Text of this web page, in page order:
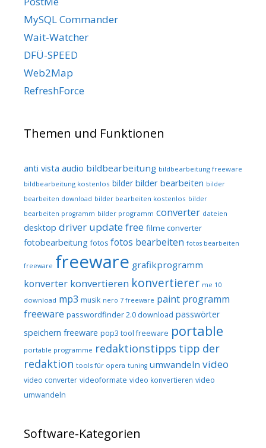
MySQL Commander
Wait-Watcher
DFÜ-SPEED
Web2Map
RefreshForce
Themen und Funktionen
anti vista audio bildbearbeitung bildbearbeitung freeware
bildbearbeitung kostenlos bilder bilder bearbeiten bilder
bearbeiten download bilder bearbeiten kostenlos bilder
bearbeiten programm bilder programm converter dateien
desktop driver update free filme converter
fotobearbeitung fotos fotos bearbeiten fotos bearbeiten
freeware freeware grafikprogramm
konverter konvertieren konvertierer me 10
download mp3 musik nero 7 freeware paint programm
freeware passwordfinder 2.0 download passwörter
speichern freeware pop3 tool freeware portable
portable programme redaktionstipps tipp der
redaktion tools für opera tuning umwandeln video
video converter videoformate video konvertieren video
umwandeln
Software-Kategorien